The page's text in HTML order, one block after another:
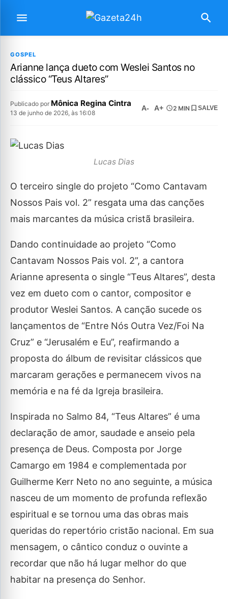
GOSPEL
Arianne lança dueto com Weslei Santos no
clássico “Teus Altares”
Publicado por Mônica Regina Cintra
13 de junho de 2026, às 16:08
A- A+ 2 MIN SALVE
Lucas Dias
O terceiro single do projeto “Como Cantavam
Nossos Pais vol. 2” resgata uma das canções
mais marcantes da música cristã brasileira.
Dando continuidade ao projeto “Como
Cantavam Nossos Pais vol. 2”, a cantora
Arianne apresenta o single “Teus Altares”, desta
vez em dueto com o cantor, compositor e
produtor Weslei Santos. A canção sucede os
lançamentos de “Entre Nós Outra Vez/Foi Na
Cruz” e “Jerusalém e Eu”, reafirmando a
proposta do álbum de revisitar clássicos que
marcaram gerações e permanecem vivos na
memória e na fé da Igreja brasileira.
Inspirada no Salmo 84, “Teus Altares” é uma
declaração de amor, saudade e anseio pela
presença de Deus. Composta por Jorge
Camargo em 1984 e complementada por
Guilherme Kerr Neto no ano seguinte, a música
nasceu de um momento de profunda reflexão
espiritual e se tornou uma das obras mais
queridas do repertório cristão nacional. Em sua
mensagem, o cântico conduz o ouvinte a
recordar que não há lugar melhor do que
habitar na presença do Senhor.